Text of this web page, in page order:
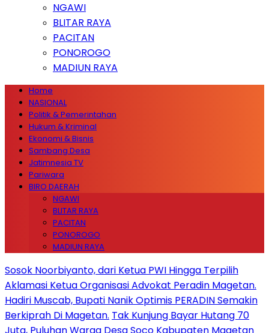
NGAWI
BLITAR RAYA
PACITAN
PONOROGO
MADIUN RAYA
Home
NASIONAL
Politik & Pemerintahan
Hukum & Kriminal
Ekonomi & Bisnis
Sambang Desa
Jatimnesia TV
Pariwara
BIRO DAERAH
NGAWI
BLITAR RAYA
PACITAN
PONOROGO
MADIUN RAYA
Sosok Noorbiyanto, dari Ketua PWI Hingga Terpilih
Aklamasi Ketua Organisasi Advokat Peradin Magetan.
Hadiri Muscab, Bupati Nanik Optimis PERADIN Semakin
Berkiprah Di Magetan. Tak Kunjung Bayar Hutang 70